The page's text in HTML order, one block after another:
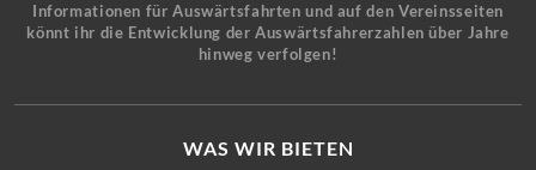
Informationen für Auswärtsfahrten und auf den Vereinsseiten
könnt ihr die Entwicklung der Auswärtsfahrerzahlen über Jahre
hinweg verfolgen!
WAS WIR BIETEN